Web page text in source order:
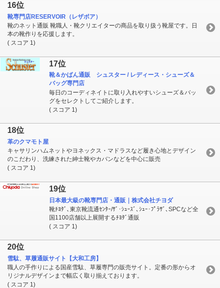
16位
靴専門店RESERVOIR（レザボア）
靴のネット通販 靴職人・靴クリエイターの商品を取り扱う靴屋です。日
本の靴作りを応援します。
( スコア 1)
17位
靴＆かばん通販 シュスター / レディース・シューズ＆
バッグ専門店
毎日のコーディネイトに取り入れやすいシューズ＆バッ
グをセレクトしてご紹介します。
( スコア 1)
18位
革のクマモト屋
キャサリンハムネットやヨネックス・マドラスなど履き心地とデザイン
のこだわり、洗練された紳士靴やカバンなどを中心に販売
( スコア 1)
19位
日本最大級の靴専門店・通販｜株式会社チヨダ
靴ﾁﾖﾀﾞ､東京靴流通ｾﾝﾀｰ/ｻﾞ･ｼｭｰｽﾞ､ｼｭｰ･ﾌﾟﾗｻﾞ､SPCなど全
国1100店舗以上展開するﾁﾖﾀﾞ通販
( スコア 1)
20位
雪駄、草履通販サイト【大和工房】
職人の手作りによる国産雪駄、草履専門の販売サイト。定番の形からオ
リジナルデザインまで幅広く取り揃えております。
( スコア 1)